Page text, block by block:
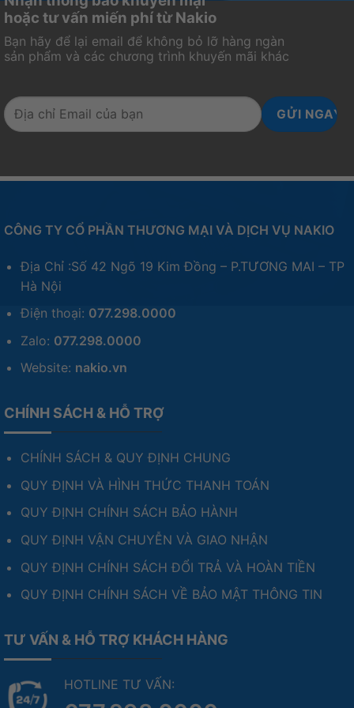
hoặc tư vấn miến phí từ Nakio
Bạn hãy để lại email để không bỏ lỡ hàng ngàn
sản phẩm và các chương trình khuyến mãi khác
CÔNG TY CỔ PHẦN THƯƠNG MẠI VÀ DỊCH VỤ NAKIO
Địa Chỉ :Số 42 Ngõ 19 Kim Đồng – P.TƯƠNG MAI – TP
Hà Nội
Điện thoại: 077.298.0000
Zalo: 077.298.0000
Website: nakio.vn
CHÍNH SÁCH & HỖ TRỢ
CHÍNH SÁCH & QUY ĐỊNH CHUNG
QUY ĐỊNH VÀ HÌNH THỨC THANH TOÁN
QUY ĐỊNH CHÍNH SÁCH BẢO HÀNH
QUY ĐỊNH VẬN CHUYỄN VÀ GIAO NHẬN
QUY ĐỊNH CHÍNH SÁCH ĐỔI TRẢ VÀ HOÀN TIỀN
QUY ĐỊNH CHÍNH SÁCH VỀ BẢO MẬT THÔNG TIN
TƯ VẤN & HỖ TRỢ KHÁCH HÀNG
HOTLINE TƯ VẤN: